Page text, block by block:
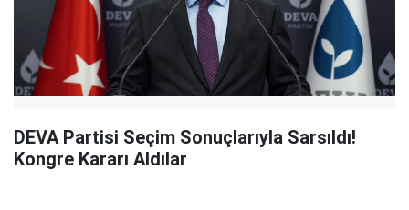
DEVA Partisi Seçim Sonuçlarıyla Sarsıldı!
Kongre Kararı Aldılar